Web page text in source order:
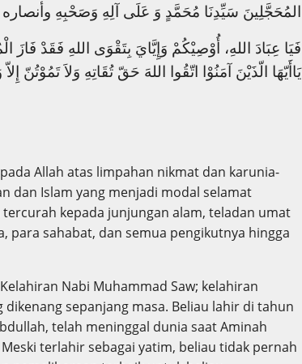
المُحَجَّلِينَ سَيِّدِنَا مُحَمَّدٍ وَ عَلَى آلِهِ وَصَحْبِهِ وأنصاره
فَيَا عِبَادَ اللهِ، أُوْصِيْكُمْ وَإِيَّايَ بِتَقْوَى اللهِ فَقَدْ
يَاأَيّهَا الّذَيْنَ آمَنُوْا اتّقُوا اللهَ حَقّ تُقَاتِهِ وَلاَ تَمُوْتُنّ
Allah atas limpahan nikmat dan karunia-
dan Islam yang menjadi modal selamat
kepada junjungan alam, teladan umat
para sahabat, dan semua pengikutnya hingga
Nabi Muhammad Saw; kelahiran
sepanjang masa. Beliau lahir di tahun
telah meninggal dunia saat Aminah
terlahir sebagai yatim, beliau tidak pernah